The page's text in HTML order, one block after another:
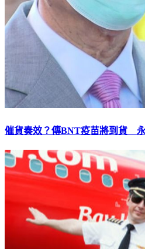
催貨奏效？傳BNT疫苗將到貨